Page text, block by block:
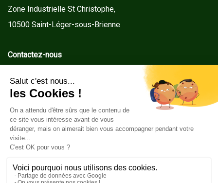
Zone Industrielle St Christophe,
10500 Saint-Léger-sous-Brienne
Contactez-nous
Tel : +33(0)3 25 92 78 60
Service client
Conditions Générales de Vente
Mentions légales
Politique de cookies